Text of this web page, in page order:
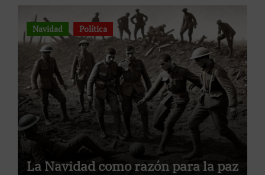
Navidad Política
La Navidad como razón para la paz